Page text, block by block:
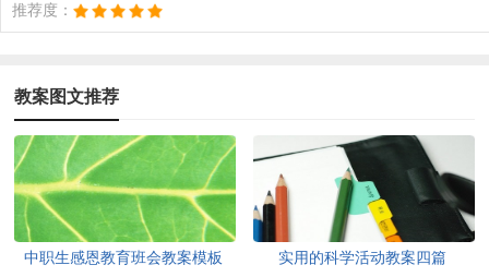
推荐度：
教案图文推荐
中职生感恩教育班会教案模板
实用的科学活动教案四篇